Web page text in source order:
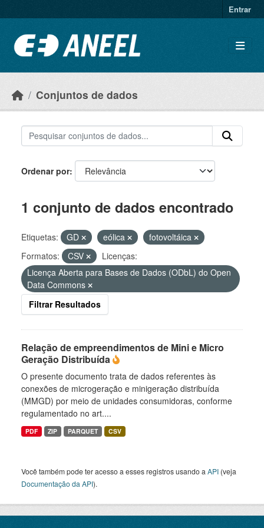
Entrar
Conjuntos de dados
Ordenar por
1 conjunto de dados encontrado
Etiquetas: GD eólica
fotovoltáica
Formatos:
CSV
Licenças:
Licença Aberta para Bases de Dados (ODbL) do Open
Data Commons
Filtrar Resultados
Relação de empreendimentos de Mini e Micro
Geração Distribuída
O presente documento trata de dados referentes às
conexões de microgeração e minigeração distribuída
(MMGD) por meio de unidades consumidoras, conforme
regulamentado no art....
PDF ZIP PARQUET CSV
Você também pode ter acesso a esses registros usando a API (veja
Documentação da API).